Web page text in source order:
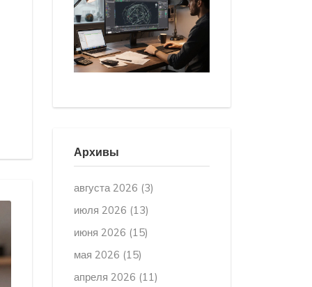
Архивы
августа 2026 (3)
июля 2026 (13)
июня 2026 (15)
мая 2026 (15)
апреля 2026 (11)